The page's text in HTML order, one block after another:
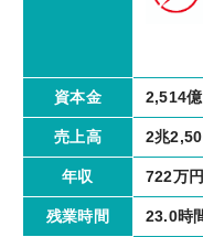
資本金 2,514
売上高 2兆
年収 722万円
残業時間 23.0時